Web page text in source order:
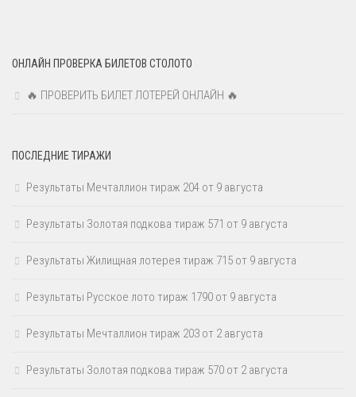
ОНЛАЙН ПРОВЕРКА БИЛЕТОВ СТОЛОТО
🔥 ПРОВЕРИТЬ БИЛЕТ ЛОТЕРЕЙ ОНЛАЙН 🔥
ПОСЛЕДНИЕ ТИРАЖИ
Результаты Мечталлион тираж 204 от 9 августа
Результаты Золотая подкова тираж 571 от 9 августа
Результаты Жилищная лотерея тираж 715 от 9 августа
Результаты Русское лото тираж 1790 от 9 августа
Результаты Мечталлион тираж 203 от 2 августа
Результаты Золотая подкова тираж 570 от 2 августа